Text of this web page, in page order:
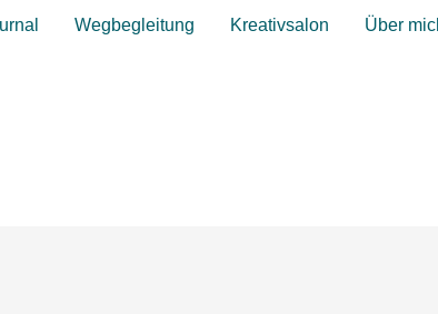
Wegbegleitung Kreativsalon Über